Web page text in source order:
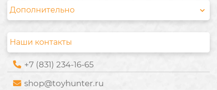
Дополнительно
Наши контакты
+7 (831) 234-16-65
shop@toyhunter.ru